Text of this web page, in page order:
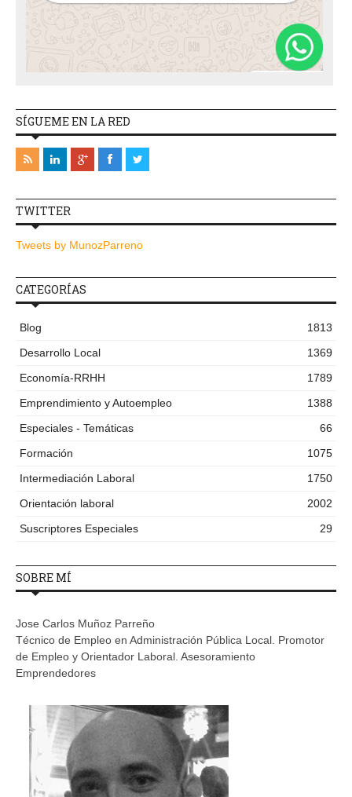
SÍGUEME EN LA RED
TWITTER
Tweets by MunozParreno
CATEGORÍAS
Blog
1813
Desarrollo Local
1369
Economía-RRHH
1789
Emprendimiento y Autoempleo
1388
Especiales - Temáticas
66
Formación
1075
Intermediación Laboral
1750
Orientación laboral
2002
Suscriptores Especiales
29
SOBRE MÍ
Jose Carlos Muñoz Parreño
Técnico de Empleo en Administración Pública Local. Promotor
de Empleo y Orientador Laboral. Asesoramiento
Emprendedores